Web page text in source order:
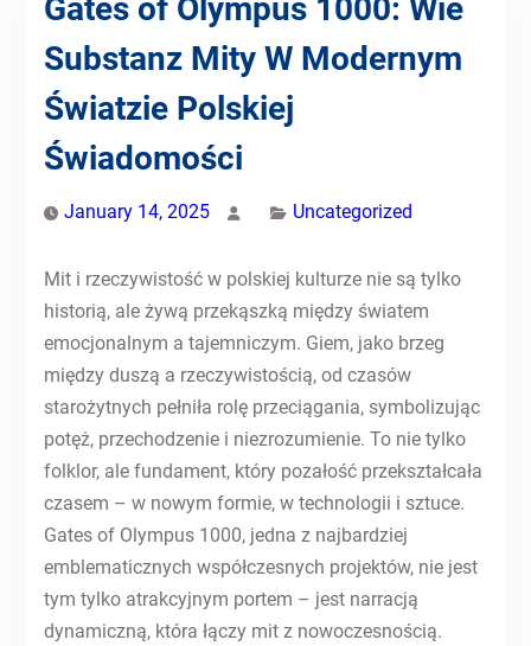
Gates of Olympus 1000: Wie
Substanz Mity W Modernym
Światzie Polskiej
Świadomości
January 14, 2025 Uncategorized
Mit i rzeczywistość w polskiej kulturze nie są tylko
historią, ale żywą przekąszką między światem
emocjonalnym a tajemniczym. Giem, jako brzeg
między duszą a rzeczywistością, od czasów
starożytnych pełniła rolę przeciągania, symbolizując
potęż, przechodzenie i niezrozumienie. To nie tylko
folklor, ale fundament, który pozałość przekształcała
czasem – w nowym formie, w technologii i sztuce.
Gates of Olympus 1000, jedna z najbardziej
emblematicznych współczesnych projektów, nie jest
tym tylko atrakcyjnym portem – jest narracją
dynamiczną, która łączy mit z nowoczesnością.